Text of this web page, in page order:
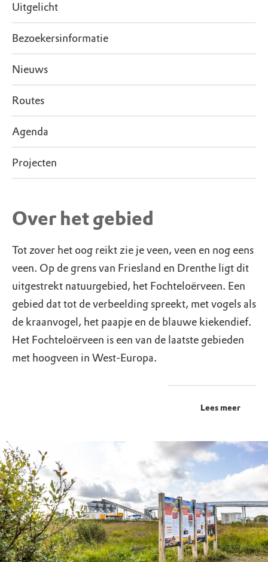
Uitgelicht
Bezoekersinformatie
Nieuws
Routes
Agenda
Projecten
Over het gebied
Tot zover het oog reikt zie je veen, veen en nog eens
veen. Op de grens van Friesland en Drenthe ligt dit
uitgestrekt natuurgebied, het Fochteloërveen. Een
gebied dat tot de verbeelding spreekt, met vogels als
de kraanvogel, het paapje en de blauwe kiekendief.
Het Fochteloërveen is een van de laatste gebieden
met hoogveen in West-Europa.
Lees meer